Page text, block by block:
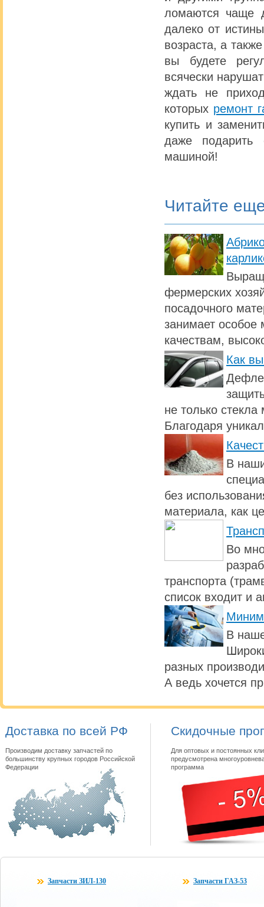
ломаются чаще
далеко от
возраста, а
вы будете
всячески
ждать не
которых ремонт
купить и
даже
машиной!
Читайте
фермерских
посадочного
занимает особое
качествам,
Как
не только
Благодаря
В
без
материала, как
Во
транспорта
список входит и
В
разных
А ведь хочется
Доставка по всей РФ
Производим доставку запчастей по
большинству крупных городов Российской
Федерации
Скидочные
Для оптовых и постоянных
предусмотрена
программа
Запчасти ЗИЛ-130 Запчасти ГАЗ-53